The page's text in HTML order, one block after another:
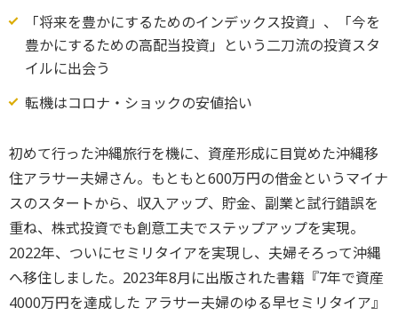
「将来を豊かにするためのインデックス投資」、「今を
豊かにするための高配当投資」という二刀流の投資スタ
イルに出会う
転機はコロナ・ショックの安値拾い
初めて行った沖縄旅行を機に、資産形成に目覚めた沖縄移
住アラサー夫婦さん。もともと600万円の借金というマイナ
スのスタートから、収入アップ、貯金、副業と試行錯誤を
重ね、株式投資でも創意工夫でステップアップを実現。
2022年、ついにセミリタイアを実現し、夫婦そろって沖縄
へ移住しました。2023年8月に出版された書籍『7年で資産
4000万円を達成した アラサー夫婦のゆる早セミリタイア』